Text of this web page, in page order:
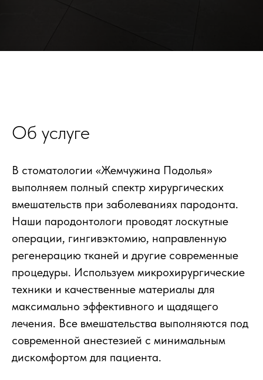
Об услуге
В стоматологии «Жемчужина Подолья»
выполняем полный спектр хирургических
вмешательств при заболеваниях пародонта.
Наши пародонтологи проводят лоскутные
операции, гингивэктомию, направленную
регенерацию тканей и другие современные
процедуры. Используем микрохирургические
техники и качественные материалы для
максимально эффективного и щадящего
лечения. Все вмешательства выполняются под
современной анестезией с минимальным
дискомфортом для пациента.